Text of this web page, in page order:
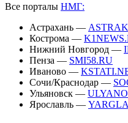
Все порталы НМГ:
Астрахань —
Кострома —
Нижний Новгород —
Пенза — SMI58.RU
Иваново —
Сочи/Краснодар —
Ульяновск —
Ярославль —